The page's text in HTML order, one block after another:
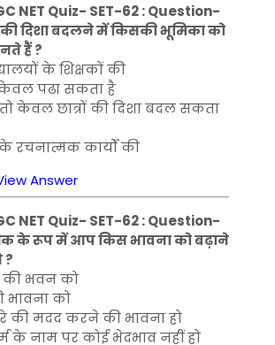
NET Quiz- SET-62 : Question-
दिशा बदलने में किसकी भूमिका को
हैं ?
के शिक्षकों की
पढा सकता है
केवल छात्रों की दिशा बदल सकता
रचनात्मक कार्यों की
Answer
NET Quiz- SET-62 : Question-
के रूप में आप किस भावना को बढ़ाने
?
भवन को
भावना को
की मदद करने की भावना हो
के नाम पर कोई भेदभाव नहीं हो